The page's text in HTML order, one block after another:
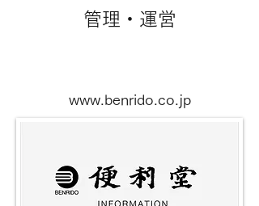
​管理・運営
www.benrido.co.jp